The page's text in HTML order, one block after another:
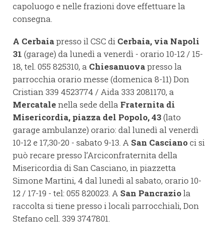
capoluogo e nelle frazioni dove effettuare la
consegna.
A Cerbaiapresso il CSC di Cerbaia, via Napoli
31 (garage) da lunedì a venerdì - orario 10-12 / 15-
18, tel. 055 825310, a Chiesanuovapresso la
parrocchia orario messe (domenica 8-11) Don
Cristian 339 4523774 / Aida 333 2081170, a
Mercatale nella sede della Fraternita di
Misericordia, piazza del Popolo, 43(lato
garage ambulanze) orario: dal lunedì al venerdì
10-12 e 17,30-20 - sabato 9-13. A San Cascianoci si
può recare presso l’Arciconfraternita della
Misericordia di San Casciano, in piazzetta
Simone Martini, 4 dal lunedì al sabato, orario 10-
12 / 17-19 - tel: 055 820023. A San Pancraziola
raccolta si tiene presso i locali parrocchiali, Don
Stefano cell. 339 3747801.